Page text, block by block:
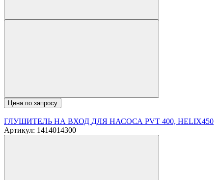
Цена по запросу
ГЛУШИТЕЛЬ НА ВХОД ДЛЯ НАСОСА PVT 400, HELIX450
Артикул: 1414014300